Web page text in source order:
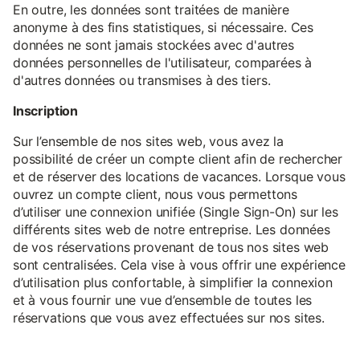
En outre, les données sont traitées de manière
anonyme à des fins statistiques, si nécessaire. Ces
données ne sont jamais stockées avec d'autres
données personnelles de l'utilisateur, comparées à
d'autres données ou transmises à des tiers.
Inscription
Sur l’ensemble de nos sites web, vous avez la
possibilité de créer un compte client afin de rechercher
et de réserver des locations de vacances. Lorsque vous
ouvrez un compte client, nous vous permettons
d’utiliser une connexion unifiée (Single Sign-On) sur les
différents sites web de notre entreprise. Les données
de vos réservations provenant de tous nos sites web
sont centralisées. Cela vise à vous offrir une expérience
d’utilisation plus confortable, à simplifier la connexion
et à vous fournir une vue d’ensemble de toutes les
réservations que vous avez effectuées sur nos sites.